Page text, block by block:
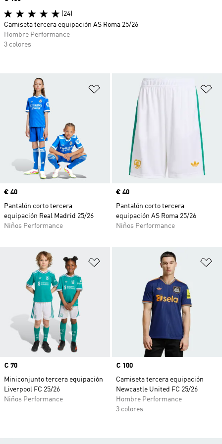
Añadir a la lista de deseos
Precio
€ 40
Pantalón corto tercera
equipación Real Madrid 25/26
Niños Performance
Precio
€ 40
Pantalón corto tercera
equipación AS Roma 25/26
Niños Performance
Añadir a la lista de deseos
Precio
€ 70
Miniconjunto tercera equipación
Liverpool FC 25/26
Niños Performance
Precio
€ 100
Camiseta tercera equipación
Newcastle United FC 25/26
Hombre Performance
3 colores
(24)
Camiseta tercera equipación AS Roma 25/26
Hombre Performance
3 colores